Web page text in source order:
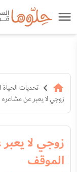
تحديات الحياة
زوجي لا يعبر عن
زوجي لا
الموقف